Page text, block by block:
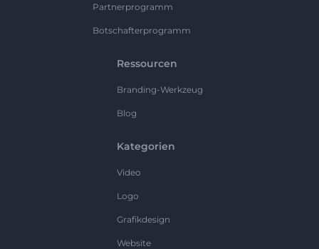
Partnerprogramm
Botschafterprogramm
Ressourcen
Branding-Werkzeug
Blog
Kategorien
Video
Logo
Grafikdesign
Website